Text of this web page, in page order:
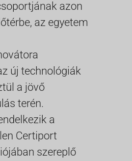
azon
az egyetem
új technológiák
a jövő
terén.
a
Certiport
szereplő